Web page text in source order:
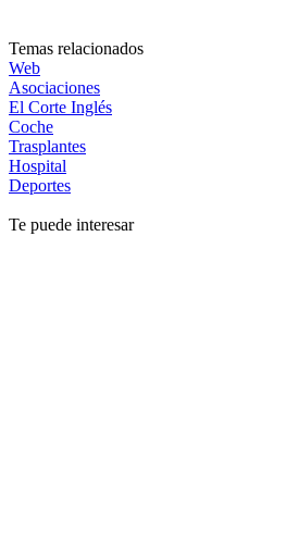
Temas relacionados
Web
Asociaciones
El Corte Inglés
Coche
Trasplantes
Hospital
Deportes
Te puede interesar